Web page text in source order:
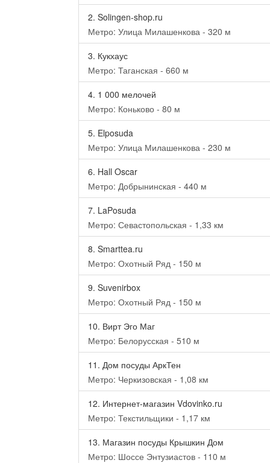
2. Solingen-shop.ru
Метро: Улица Милашенкова - 320 м
3. Кукхаус
Метро: Таганская - 660 м
4. 1 000 мелочей
Метро: Коньково - 80 м
5. Elposuda
Метро: Улица Милашенкова - 230 м
6. Hall Oscar
Метро: Добрынинская - 440 м
7. LaPosuda
Метро: Севастопольская - 1,33 км
8. Smarttea.ru
Метро: Охотный Ряд - 150 м
9. Suvenirbox
Метро: Охотный Ряд - 150 м
10. Вирт Эго Маг
Метро: Белорусская - 510 м
11. Дом посуды АркТен
Метро: Черкизовская - 1,08 км
12. Интернет-магазин Vdovinko.ru
Метро: Текстильщики - 1,17 км
13. Магазин посуды Крышкин Дом
Метро: Шоссе Энтузиастов - 110 м